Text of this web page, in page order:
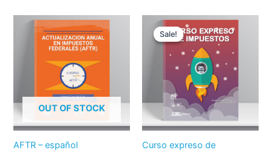
OUT OF STOCK
AFTR – español
Sale!
Sale!
Curso expreso de
Original
price
was:
$183.07.
Current
price
is:
$79.00.